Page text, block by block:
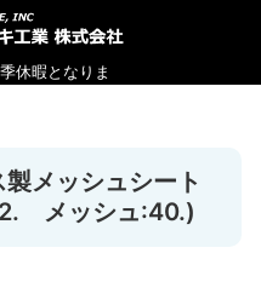
メッシュシート
メッシュ:40.)